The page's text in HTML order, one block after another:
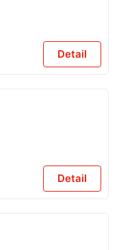
Detail
Detail